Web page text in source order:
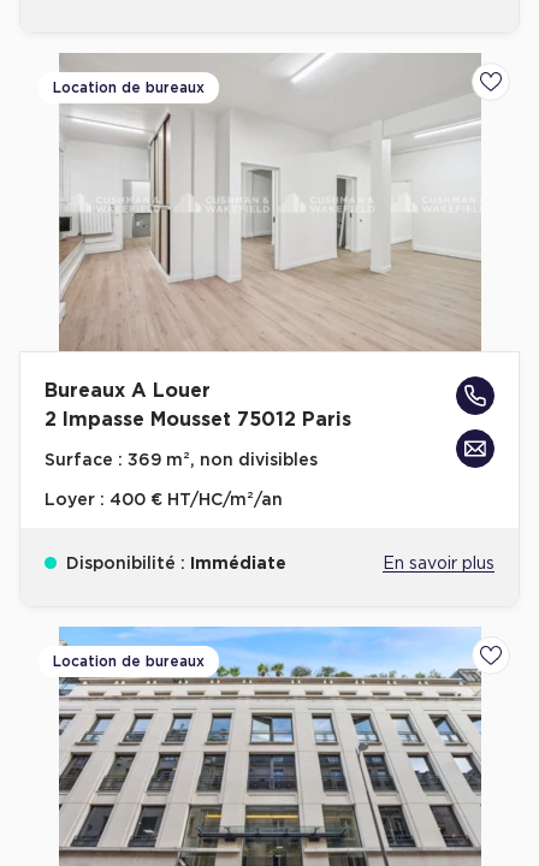
Location de bureaux
Bureaux A Louer
2 Impasse Mousset 75012 Paris
Surface : 369 m², non divisibles
Loyer : 400 € HT/HC/m²/an
Disponibilité : Immédiate En savoir plus
Location de bureaux